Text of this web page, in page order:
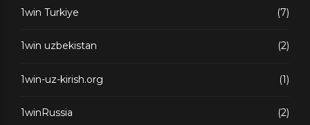
1win Turkiye (7)
1win uzbekistan (2)
1win-uz-kirish.org (1)
1winRussia (2)